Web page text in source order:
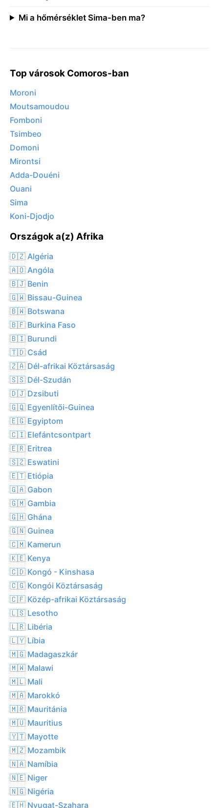
Mi a hőmérséklet Sima-ben ma?
Top városok Comoros-ban
Moroni
Moutsamoudou
Fomboni
Tsimbeo
Domoni
Mirontsi
Adda-Douéni
Ouani
Sima
Koni-Djodjo
Országok a(z) Afrika
🇩🇿 Algéria
🇦🇴 Angóla
🇧🇯 Benin
🇬🇼 Bissau-Guinea
🇧🇼 Botswana
🇧🇫 Burkina Faso
🇧🇮 Burundi
🇹🇩 Csád
🇿🇦 Dél-afrikai Köztársaság
🇸🇸 Dél-Szudán
🇩🇯 Dzsibuti
🇬🇶 Egyenlítői-Guinea
🇪🇬 Egyiptom
🇨🇮 Elefántcsontpart
🇪🇷 Eritrea
🇸🇿 Eswatini
🇪🇹 Etiópia
🇬🇦 Gabon
🇬🇲 Gambia
🇬🇭 Ghána
🇬🇳 Guinea
🇨🇲 Kamerun
🇰🇪 Kenya
🇨🇩 Kongó - Kinshasa
🇨🇬 Kongói Köztársaság
🇨🇫 Közép-afrikai Köztársaság
🇱🇸 Lesotho
🇱🇷 Libéria
🇱🇾 Líbia
🇲🇬 Madagaszkár
🇲🇼 Malawi
🇲🇱 Mali
🇲🇦 Marokkó
🇲🇷 Mauritánia
🇲🇺 Mauritius
🇾🇹 Mayotte
🇲🇿 Mozambik
🇳🇦 Namíbia
🇳🇪 Niger
🇳🇬 Nigéria
🇪🇭 Nyugat-Szahara